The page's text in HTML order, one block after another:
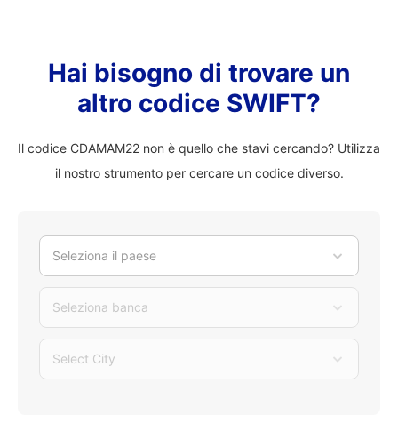
Hai bisogno di trovare un
altro codice SWIFT?
Il codice CDAMAM22 non è quello che stavi cercando? Utilizza
il nostro strumento per cercare un codice diverso.
Seleziona il paese
Seleziona banca
Select City